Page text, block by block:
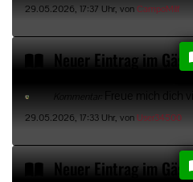
29.05.2026, 17:37 Uhr, vonCampoMilf
Neuer Eintrag im
Kommentar: Freue mich dich
29.05.2026, 17:33 Uhr, vonUser34500
Neuer Eintrag im